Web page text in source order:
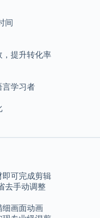
间
，提升转化率
言学习者
即可完成剪辑
去手动调整
细画面动画